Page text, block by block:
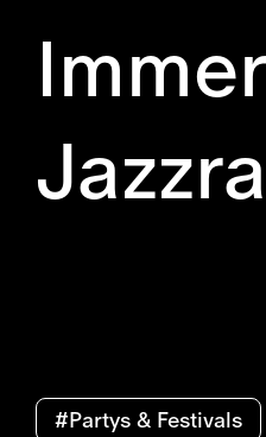
#Partys & Festivals